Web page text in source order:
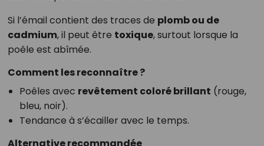
Si l’émail contient des traces de plomb ou de
cadmium, il peut être toxique, surtout lorsque la
poêle est abîmée.
Comment les reconnaître ?
Poêles avec revêtement coloré brillant (rouge,
bleu, noir).
Tendance à s’écailler avec le temps.